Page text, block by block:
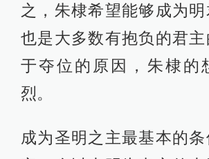
之，朱棣希望能够成为
也是大多数有抱负的君
于夺位的原因，朱棣的
烈。
成为圣明之主最基本的